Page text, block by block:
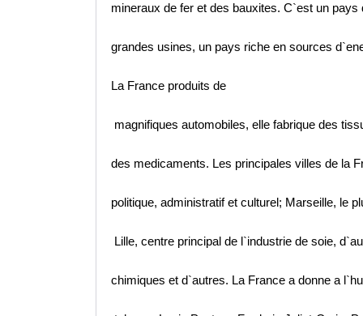
mineraux de fer et des bauxites. C`est un pays
grandes usines, un pays riche en sources
La France produits de
magnifiques automobiles, elle fabrique des
des medicaments. Les principales villes de la
politique, administratif et culturel; Marseille, le
Lille, centre principal de l`industrie de soie,
chimiques et d`autres. La France a donne a